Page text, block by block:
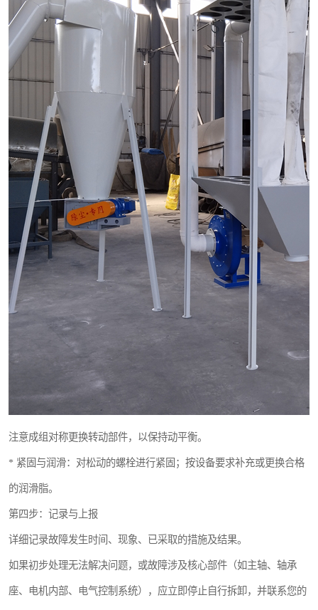
注意成组对称更换转动部件，以保持动平衡。
* 紧固与润滑：对松动的螺栓进行紧固；按设备要求补充或更换合格
的润滑脂。
第四步：记录与上报
详细记录故障发生时间、现象、已采取的措施及结果。
如果初步处理无法解决问题，或故障涉及核心部件（如主轴、轴承
座、电机内部、电气控制系统），应立即停止自行拆卸，并联系您的